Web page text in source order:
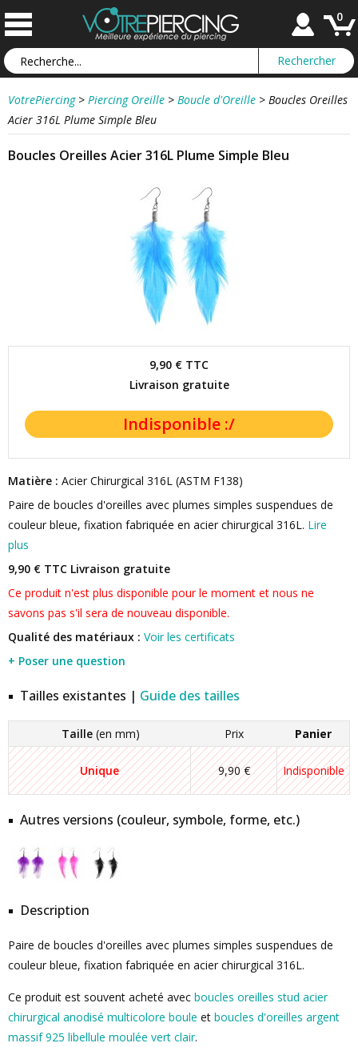
0
VotrePiercing > Piercing Oreille > Boucle d'Oreille > Boucles Oreilles
Acier 316L Plume Simple Bleu
Boucles Oreilles Acier 316L Plume Simple Bleu
9,90 € TTC
Livraison gratuite
Matière : Acier Chirurgical 316L (ASTM F138)
Paire de boucles d'oreilles avec plumes simples suspendues de
couleur bleue, fixation fabriquée en acier chirurgical 316L. Lire
plus
9,90 € TTC Livraison gratuite
Ce produit n'est plus disponible pour le moment et nous ne
savons pas s'il sera de nouveau disponible.
Qualité des matériaux : Voir les certificats
+ Poser une question
Tailles existantes | Guide des tailles
Taille(en mm) Prix Panier
Unique 9,90 € Indisponible
Autres versions (couleur, symbole, forme, etc.)
Description
Paire de boucles d'oreilles avec plumes simples suspendues de
couleur bleue, fixation fabriquée en acier chirurgical 316L.
Ce produit est souvent acheté avec boucles oreilles stud acier
chirurgical anodisé multicolore boule et boucles d'oreilles argent
massif 925 libellule moulée vert clair.